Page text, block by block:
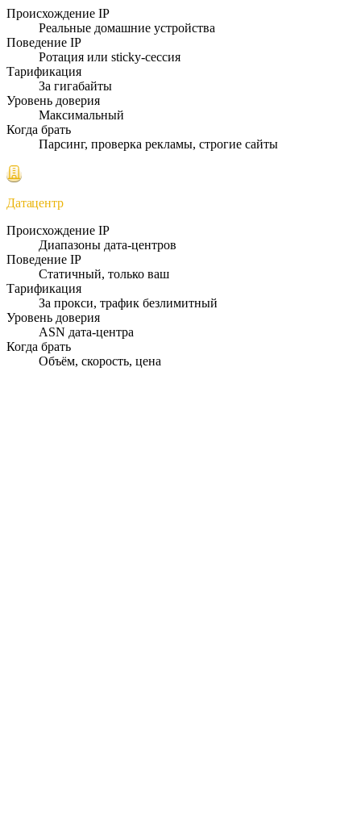
Происхождение IP
Реальные домашние устройства
Поведение IP
Ротация или sticky-сессия
Тарификация
За гигабайты
Уровень доверия
Максимальный
Когда брать
Парсинг, проверка рекламы, строгие сайты
Датацентр
Происхождение IP
Диапазоны дата-центров
Поведение IP
Статичный, только ваш
Тарификация
За прокси, трафик безлимитный
Уровень доверия
ASN дата-центра
Когда брать
Объём, скорость, цена